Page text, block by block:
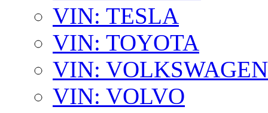
VIN: TESLA
VIN: TOYOTA
VIN: VOLKSWAGEN
VIN: VOLVO